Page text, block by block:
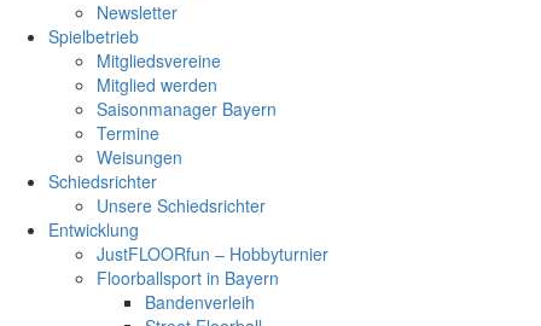
Newsletter
Spielbetrieb
Mitgliedsvereine
Mitglied werden
Saisonmanager Bayern
Termine
Weisungen
Schiedsrichter
Unsere Schiedsrichter
Entwicklung
JustFLOORfun – Hobbyturnier
Floorballsport in Bayern
Bandenverleih